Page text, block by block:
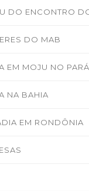
DO ENCONTRO
DO MAB
EM MOJU NO PARÁ
NA BAHIA
EM RONDÔNIA